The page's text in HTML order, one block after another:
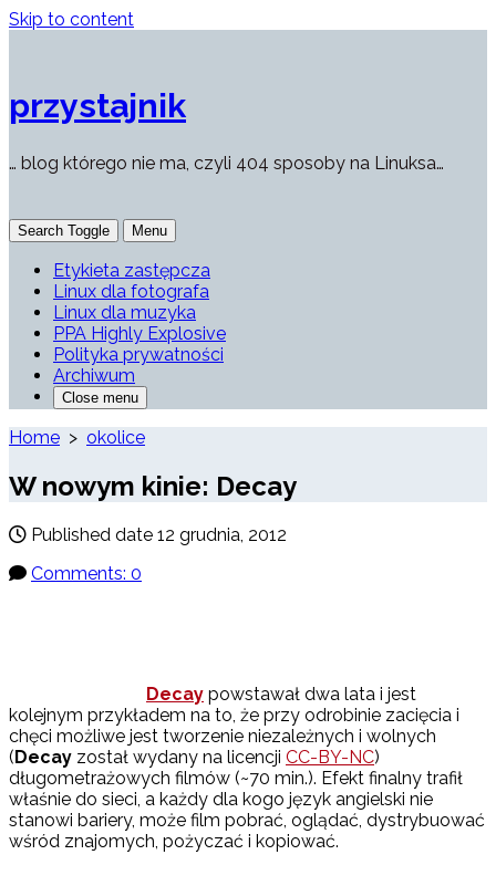
Skip to content
przystajnik
… blog którego nie ma, czyli 404 sposoby na Linuksa…
Search Toggle Menu
Etykieta zastępcza
Linux dla fotografa
Linux dla muzyka
PPA Highly Explosive
Polityka prywatności
Archiwum
Close menu
Home > okolice
W nowym kinie: Decay
Published date 12 grudnia, 2012
Comments: 0
Decay powstawał dwa lata i jest
kolejnym przykładem na to, że przy odrobinie zacięcia i
chęci możliwe jest tworzenie niezależnych i wolnych
( Decay został wydany na licencji CC-BY-NC)
długometrażowych filmów (~70 min.). Efekt finalny trafił
właśnie do sieci, a każdy dla kogo język angielski nie
stanowi bariery, może film pobrać, oglądać, dystrybuować
wśród znajomych, pożyczać i kopiować.